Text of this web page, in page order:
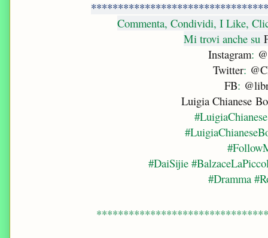
Commenta, Condividi, I Like,
Mi trovi anche su
Instagram:
Twitter:
FB:
Luigia Chianese
#DaiSijie
#Dramma